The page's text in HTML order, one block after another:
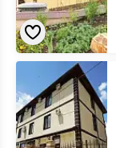
«АллиАнна»
гостевой
дом